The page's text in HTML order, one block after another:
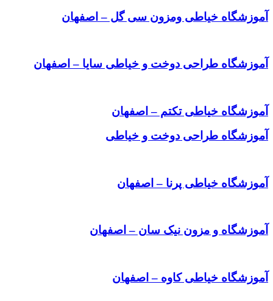
آموزشگاه خیاطی ومزون سی گل – اصفهان
آموزشگاه طراحی دوخت و خیاطی سایا – اصفهان
آموزشگاه خیاطی تکتم – اصفهان
آموزشگاه طراحی دوخت و خیاطی
آموزشگاه خیاطی پرنا – اصفهان
آموزشگاه و مزون نیک سان – اصفهان
آموزشگاه خیاطی کاوه – اصفهان